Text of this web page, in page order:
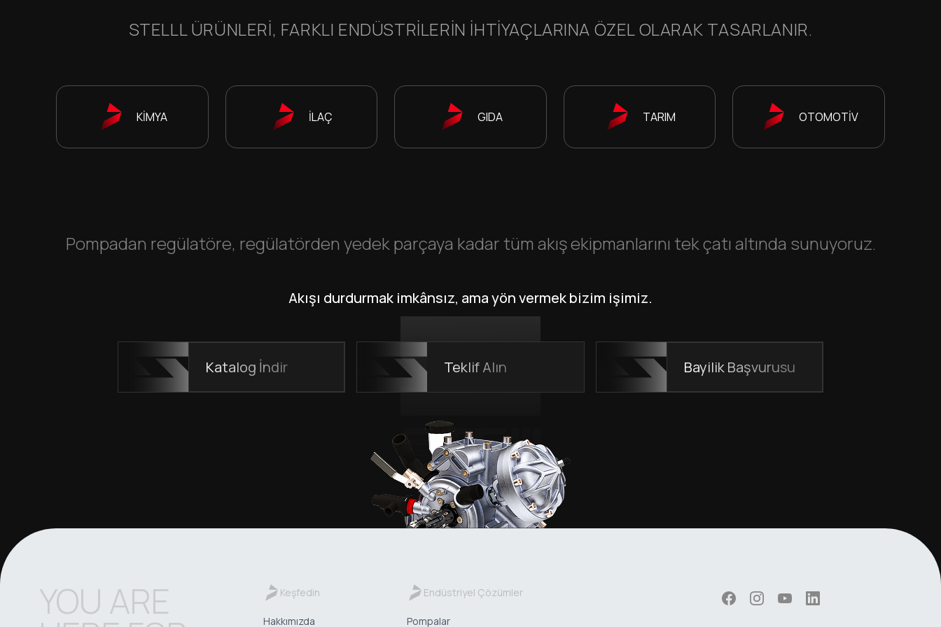
STELLL ÜRÜNLERI, FARKLI ENDÜSTRILERIN IHTIYAÇLARINA ÖZEL OLARAK TASARLANIR.
KİMYA İLAÇ GIDA TARIM OTOMOTİV
Pompadan regülatöre, regülatörden yedek parçaya kadar tüm akış ekipmanlarını tek çatı altında sunuyoruz.
Akışı durdurmak imkânsız, ama yön vermek bizim işimiz.
Katalog İndir Teklif Alın Bayilik Başvurusu
YOU ARE Keşfedin
Hakkımızda
Endüstriyel Çözümler
Pompalar